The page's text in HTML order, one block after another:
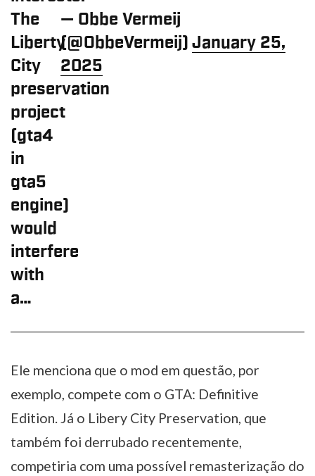
The
Liberty
City
preservation
project
(gta4
in
gta5
engine)
would
interfere
with
a…
— Obbe Vermeij
(@ObbeVermeij)January 25,
2025
Ele menciona que o mod em questão, por
exemplo, compete com o GTA: Definitive
Edition. Já o Libery City Preservation, que
também foi derrubado recentemente,
competiria com uma possível remasterização do